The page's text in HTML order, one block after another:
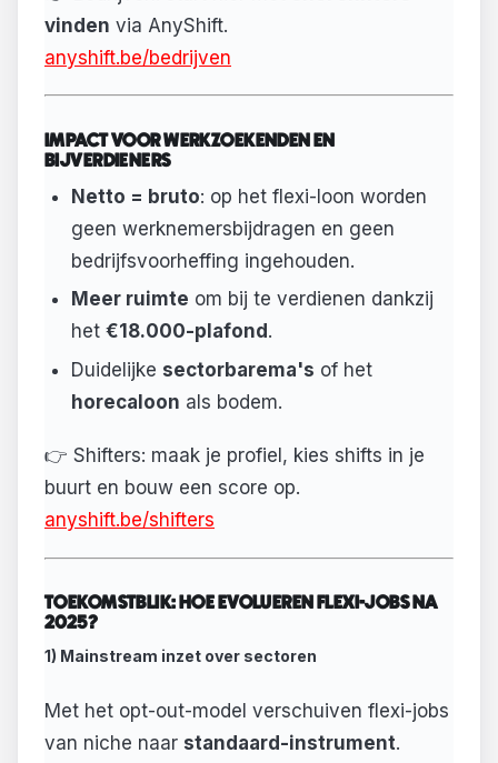
vinden via AnyShift.
anyshift.be/bedrijven
IMPACT VOOR WERKZOEKENDEN EN
BIJVERDIENERS
Netto = bruto: op het flexi-loon worden
geen werknemersbijdragen en geen
bedrijfsvoorheffing ingehouden.
Meer ruimte om bij te verdienen dankzij
het €18.000-plafond .
Duidelijke sectorbarema's of het
horecaloon als bodem.
👉 Shifters: maak je profiel, kies shifts in je
buurt en bouw een score op.
anyshift.be/shifters
TOEKOMSTBLIK: HOE EVOLUEREN FLEXI-JOBS NA
2025?
1) Mainstream inzet over sectoren
Met het opt-out-model verschuiven flexi-jobs
van niche naar standaard-instrument.